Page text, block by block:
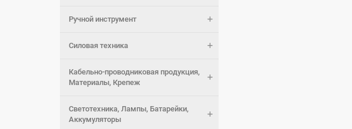
Ручной инструмент
Силовая техника
Кабельно-проводниковая продукция,
Материалы, Крепеж
Светотехника, Лампы, Батарейки,
Аккумуляторы